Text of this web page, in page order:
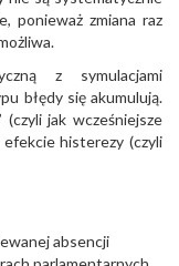
ponieważ zmiana raz
z symulacjami
błędy się akumulują.
(czyli jak wcześniejsze
efekcie histerezy (czyli
absencji